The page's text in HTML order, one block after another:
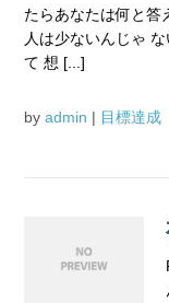
たらあなたは何と答
人は少ないんじゃ
て 想 [...]
by admin | 目標達成